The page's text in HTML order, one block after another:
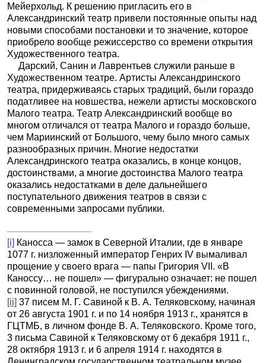
Мейерхольд. К решению пригласить его в
Александринский театр привели постоянные опыты над
новыми способами постановки и то значение, которое
приобрело вообще режиссерство со времени открытия
Художественного театра.
Дарский, Санин и Лаврентьев служили раньше в
Художественном театре. Артисты Александринского
театра, придерживаясь старых традиций, были гораздо
податливее на новшества, нежели артисты московского
Малого театра. Театр Александринский вообще во
многом отличался от театра Малого и гораздо больше,
чем Мариинский от Большого, чему было много самых
разнообразных причин. Многие недостатки
Александринского театра оказались, в конце концов,
достоинствами, а многие достоинства Малого театра
оказались недостатками в деле дальнейшего
поступательного движения театров в связи с
современными запросами публики.
[i] Каносса — замок в Северной Италии, где в январе
1077 г. низложенный император Генрих IV вымаливал
прощение у своего врага — папы Григория VII . «В
Каноссу… не пошел» — фигурально означает: не пошел
с повинной головой, не поступился убеждениями.
[ii] 37 писем М. Г. Савиной к В. А. Теляковскому, начиная
от 26 августа 1901 г. и по 14 ноября 1913 г., хранятся в
ГЦТМБ, в личном фонде В. А. Теляковского. Кроме того,
3 письма Савиной к Теляковскому от 6 декабря 1911 г.,
28 октября 1913 г. и 6 апреля 1914 г. находятся в